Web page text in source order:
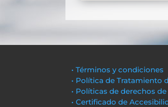
• Términos y condiciones
• Política de Tratamiento
• Políticas de derechos
• Certificado de